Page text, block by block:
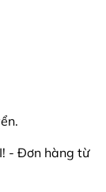
- Đơn hàng từ